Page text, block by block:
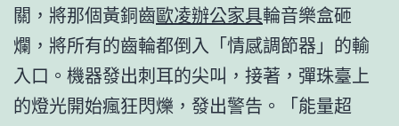
關，將那個黃銅齒歐凌辦公家具輪音樂盒砸
爛，將所有的齒輪都倒入「情感調節器」的輸
入口。機器發出刺耳的尖叫，接著，彈珠臺上
的燈光開始瘋狂閃爍，發出警告。「能量超